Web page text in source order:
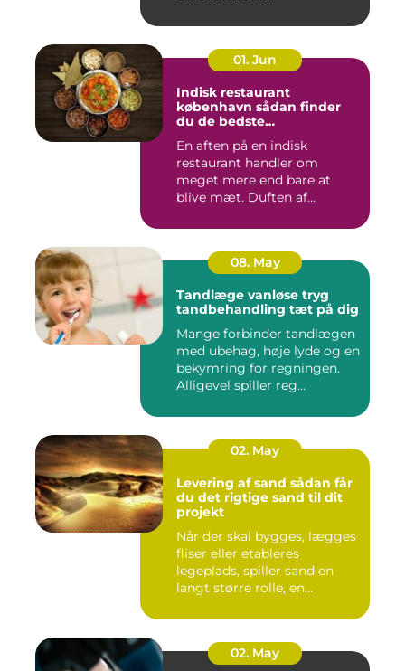
01. Jun
Indisk restaurant
københavn sådan finder
du de bedste
En aften på en indisk
restaurant handler om
meget mere end bare at
blive mæt. Duften af
08. May
Tandlæge vanløse tryg
tandbehandling tæt på dig
Mange forbinder tandlægen
med ubehag, høje lyde og en
bekymring for regningen.
Alligevel spiller reg...
02. May
Levering af sand sådan får
du det rigtige sand til dit
projekt
Når der skal bygges, lægges
fliser eller etableres
legeplads, spiller sand en
langt større rolle, en...
02. May